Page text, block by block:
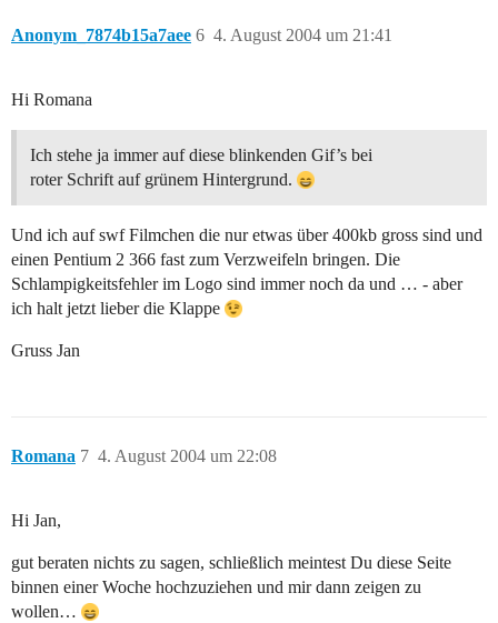
Anonym_7874b15a7aee 4. August 2004 um 21:41
6
Hi Romana
Ich stehe ja immer auf diese blinkenden Gif’s bei
roter Schrift auf grünem Hintergrund.
Und ich auf swf Filmchen die nur etwas über 400kb gross sind und
einen Pentium 2 366 fast zum Verzweifeln bringen. Die
Schlampigkeitsfehler im Logo sind immer noch da und … - aber
ich halt jetzt lieber die Klappe
Gruss Jan
Romana 4. August 2004 um 22:08
7
Hi Jan,
gut beraten nichts zu sagen, schließlich meintest Du diese Seite
binnen einer Woche hochzuziehen und mir dann zeigen zu
wollen…